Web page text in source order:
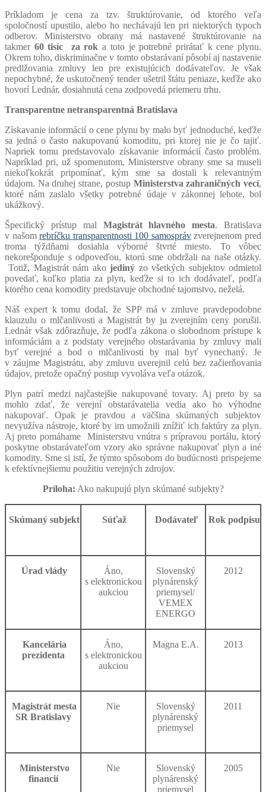
Príkladom je cena za tzv. štruktúrovanie, od ktorého veľa
spoločností upustilo, alebo ho nechávajú len pri niektorých typoch
odberov. Ministerstvo obrany má nastavené štruktúrovanie na
takmer 60 tisíc za rok a toto je potrebné prirátať k cene plynu.
Okrem toho, diskriminačne v tomto obstarávaní pôsobí aj nastavenie
predlžovania zmluvy len pre existujúcich dodávateľov. Je však
nepochybné, že uskutočnený tender ušetril štátu peniaze, keďže ako
hovorí Lednár, dosiahnutá cena zodpovedá priemeru trhu.
Transparentne netransparentná Bratislava
Získavanie informácií o cene plynu by malo byť jednoduché, keďže
sa jedná o často nakupovanú komoditu, pri ktorej nie je čo tajiť.
Napriek tomu predstavovalo získavanie informácií často problém.
Napríklad pri, už spomenutom, Ministerstve obrany sme sa museli
niekoľkokrát pripomínať, kým sme sa dostali k relevantným
údajom. Na druhej strane, postup Ministerstva zahraničných vecí,
ktoré nám zaslalo všetky potrebné údaje v zákonnej lehote, bol
ukážkový.
Špecifický prístup mal Magistrát hlavného mesta. Bratislava
v našomrebríčku transparentnosti 100 samosprávzverejnenom pred
troma týždňami dosiahla výborné štvrté miesto. To vôbec
nekorešponduje s odpoveďou, ktorú sme obdržali na naše otázky.
Totiž, Magistrát nám akojediný zo všetkých subjektov odmietol
povedať, koľko platia za plyn, keďže si to ich dodávateľ, podľa
ktorého cena komodity predstavuje obchodné tajomstvo, neželá.
Náš expert k tomu dodal, že SPP má v zmluve pravdepodobne
klauzulu o mlčanlivosti a Magistrát by ju zverejním ceny porušil.
Lednár však zdôrazňuje, že podľa zákona o slobodnom prístupe k
informáciám a z podstaty verejného obstarávania by zmluvy mali
byť verejné a bod o mlčanlivosti by mal byť vynechaný. Je
v záujme Magistrátu, aby zmluvu uverejnil celú bez začierňovania
údajov, pretože opačný postup vyvoláva veľa otázok.
Plyn patrí medzi najčastejšie nakupované tovary. Aj preto by sa
mohlo zdať, že verejní obstarávatelia vedia ako ho výhodne
nakupovať. Opak je pravdou a väčšina skúmaných subjektov
nevyužíva nástroje, ktoré by im umožnili znížiť ich faktúry za plyn.
Aj preto pomáhame Ministerstvu vnútra s prípravou portálu, ktorý
poskytne obstarávateľom vzory ako správne nakupovať plyn a iné
komodity. Sme si istí, že týmto spôsobom do budúcnosti prispejeme
k efektívnejšiemu použitiu verejných zdrojov.
Príloha: Ako nakupujú plyn skúmané subjekty?
Skúmaný subjekt Súťaž Dodávateľ Rok podpisu
Úrad vlády
Áno,
s elektronickou
aukciou
Slovenský
plynárenský
priemysel/
VEMEX
ENERGO
2012
Kancelária
prezidenta
Áno,
s elektronickou
aukciou
Magna E.A. 2013
Magistrát mesta
SR Bratislavy
Nie
Slovenský
plynárenský
priemysel
2011
Ministerstvo
financií
Nie
Slovenský
plynárenský
priemysel
2005